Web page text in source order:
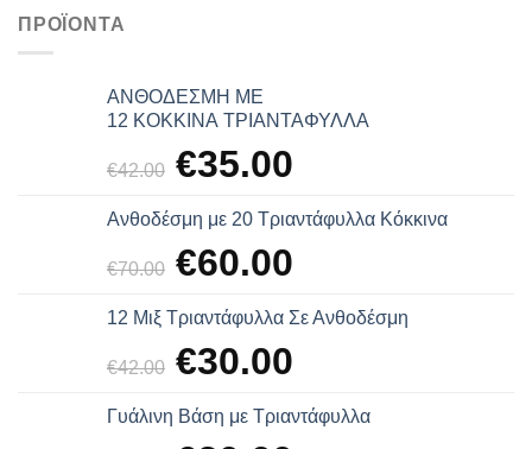
ΠΡΟΪΌΝΤΑ
ΑΝΘΟΔΕΣΜΗ ΜΕ
12 ΚΟΚΚΙΝΑ ΤΡΙΑΝΤΑΦΥΛΛΑ
€42.00
Original
price
€42.00.
€35.00τρέχουσα
είναι:
Ανθοδέσμη με 20 Τριαντάφυλλα Κόκκινα
€70.00
Original
price
€70.00.
€60.00τρέχουσα
είναι:
12 Μιξ Τριαντάφυλλα Σε Ανθοδέσμη
€42.00
Original
price
€42.00.
€30.00τρέχουσα
είναι:
Γυάλινη Βάση με Τριαντάφυλλα